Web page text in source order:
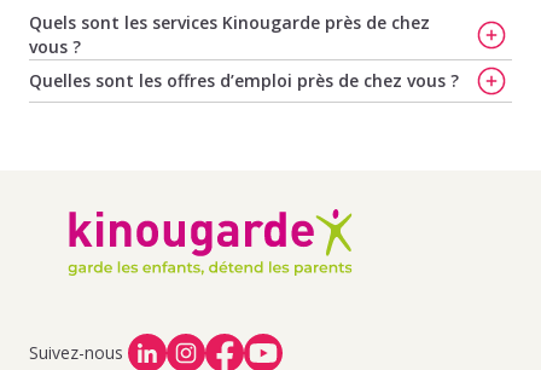
Quels sont les services Kinougarde près de chez
vous ?
Trouvez votre baby-sitter à Montpellier
, Trouvez votre
nounou à Montpellier
Trouvez votre baby-sitter à Aix-
Quelles sont les offres d’emploi près de chez vous ?
baby-sitting à Teyran
Offres d'emploi de baby-sitting à Guzargues
d'emploi de baby-sitting à Le Triadou,
baby-sitting à St Aunes
Offres d'emploi de baby-sitting
Suivez-nous